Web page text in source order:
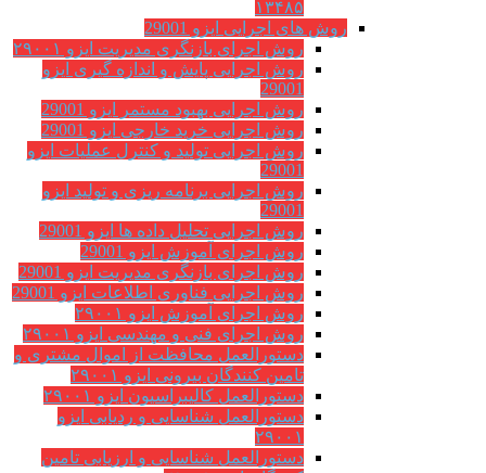
۱۳۴۸۵
روش های اجرایی ایزو 29001
روش اجرای بازنگری مدیریت ایزو ۲۹۰۰۱
روش اجرایی پایش و اندازه گیری ایزو
29001
روش اجرایی بهبود مستمر ایزو 29001
روش اجرایی خرید خارجی ایزو 29001
روش اجرایی تولید و کنترل عملیات ایزو
29001
روش اجرایی برنامه ریزی و تولید ایزو
29001
روش اجرایی تحلیل داده ها ایزو 29001
روش اجرای آموزش ایزو 29001
روش اجرای بازنگری مدیریت ایزو 29001
روش اجرایی فناوری اطلاعات ایزو 29001
روش اجرای آموزش ایزو ۲۹۰۰۱
روش اجرای فنی و مهندسی ایزو ۲۹۰۰۱
دستورالعمل محافظت از اموال مشتری و
تامین کنندگان بیرونی ایزو ۲۹۰۰۱
دستورالعمل کالیبراسیون ایزو ۲۹۰۰۱
دستورالعمل شناسایی و ردیابی ایزو
۲۹۰۰۱
دستورالعمل شناسایی و ارزیابی تامین